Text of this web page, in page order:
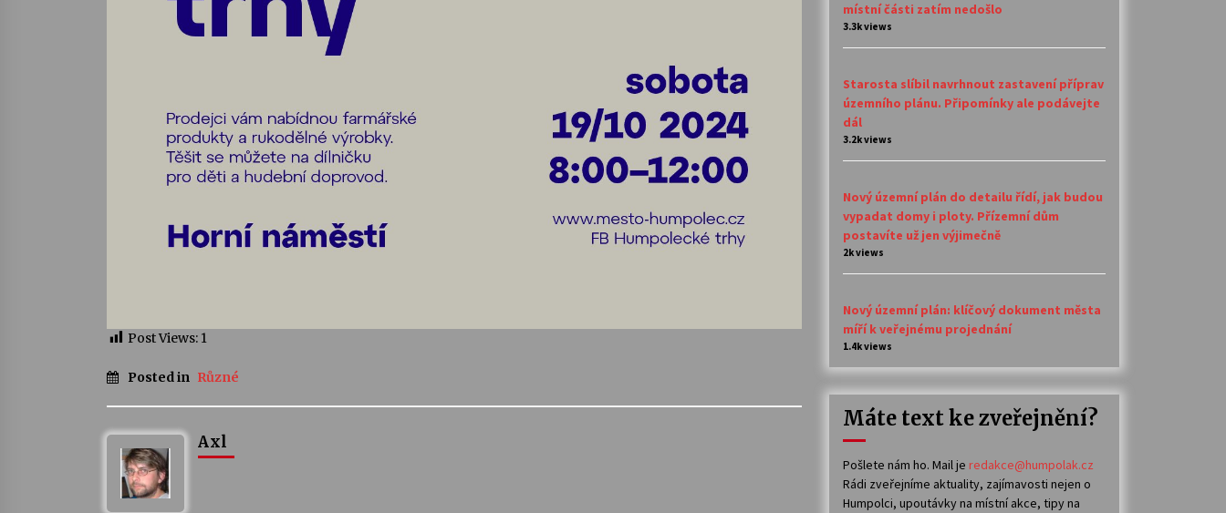
Post Views: 1
Posted in Různé
Axl
místní části zatím nedošlo
3.3k views
Starosta slíbil navrhnout zastavení příprav
územního plánu. Připomínky ale podávejte
dál
3.2k views
Nový územní plán do detailu řídí, jak budou
vypadat domy i ploty. Přízemní dům
postavíte už jen výjimečně
2k views
Nový územní plán: klíčový dokument města
míří k veřejnému projednání
1.4k views
Máte text ke zveřejnění?
Pošlete nám ho. Mail je redakce@humpolak.cz
Rádi zveřejníme aktuality, zajímavosti nejen o
Humpolci, upoutávky na místní akce, tipy na